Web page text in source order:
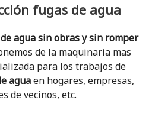
fugas de agua
agua sin obras y sin romper
de la maquinaria mas
para los trabajos de
aguaen hogares, empresas,
de vecinos, etc.